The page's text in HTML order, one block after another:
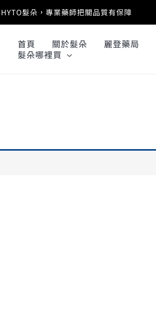
髮朵，專業藥師把關品質有保障
首頁 關於髮朵 麗登藥局
髮朵哪裡買